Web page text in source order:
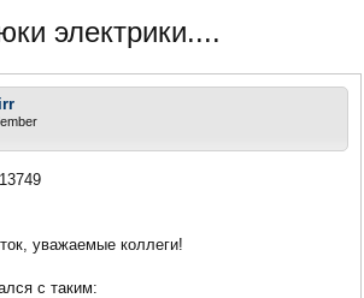
электрики....
уважаемые коллеги!
с таким: